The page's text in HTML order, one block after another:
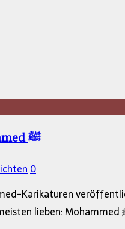
Alphonse de Lamartine über Mohammed ﷺ
0
Karikaturen